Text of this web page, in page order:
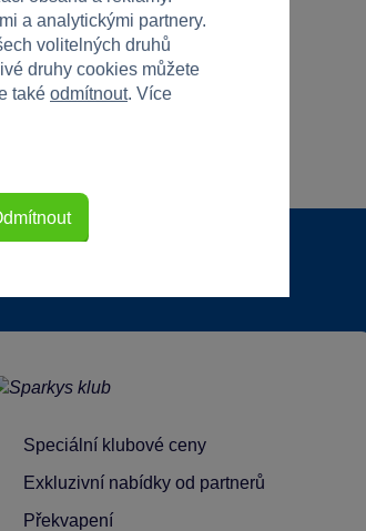
Speciální klubové ceny
Exkluzivní nabídky od partnerů
Překvapení
a analytickými partnery.
volitelných druhů
druhy cookies můžete
také odmítnout. Více